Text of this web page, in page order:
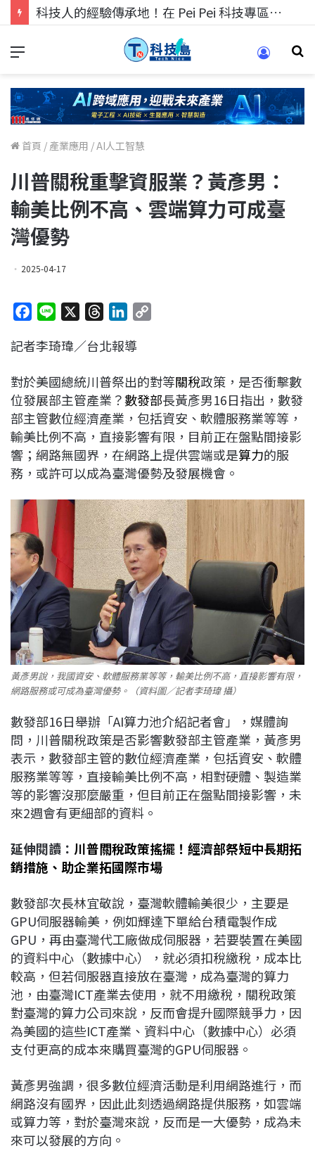
科技人的經驗傳承地！在 Pei Pei 科技專區，與學弟妹交流最硬核的技術
首頁 / 產業應用 /AI人工智慧
川普關稅重擊資服業？黃彥男：
輸美比例不高、雲端算力可成臺
灣優勢
2025-04-17
c
b
o
o
k
n
r
a
d
s
n
e
d
I
n
L
i
n
k
記者李琦瑋／台北報導
對於美國總統川普祭出的對等關稅政策，是否衝擊數
位發展部主管產業？數發部長黃彥男16日指出，數發
部主管數位經濟產業，包括資安、軟體服務業等等，
輸美比例不高，直接影響有限，目前正在盤點間接影
響；網路無國界，在網路上提供雲端或是算力的服
務，或許可以成為臺灣優勢及發展機會。
黃彥男說，我國資安、軟體服務業等等，輸美比例不高，直接影響有限，
網路服務或可成為臺灣優勢。（資料圖／記者李琦瑋 攝）
數發部16日舉辦「AI算力池介紹記者會」，媒體詢
問，川普關稅政策是否影響數發部主管產業，黃彥男
表示，數發部主管的數位經濟產業，包括資安、軟體
服務業等等，直接輸美比例不高，相對硬體、製造業
等的影響沒那麼嚴重，但目前正在盤點間接影響，未
來2週會有更細部的資料。
延伸閱讀： 川普關稅政策搖擺！經濟部祭短中長期拓
銷措施、助企業拓國際市場
數發部次長林宜敬說，臺灣軟體輸美很少，主要是
GPU伺服器輸美，例如輝達下單給台積電製作成
GPU，再由臺灣代工廠做成伺服器，若要裝置在美國
的資料中心（數據中心），就必須扣稅繳稅，成本比
較高，但若伺服器直接放在臺灣，成為臺灣的算力
池，由臺灣ICT產業去使用，就不用繳稅，關稅政策
對臺灣的算力公司來說，反而會提升國際競爭力，因
為美國的這些ICT產業、資料中心（數據中心）必須
支付更高的成本來購買臺灣的GPU伺服器。
黃彥男強調，很多數位經濟活動是利用網路進行，而
網路沒有國界，因此此刻透過網路提供服務，如雲端
或算力等，對於臺灣來說，反而是一大優勢，成為未
來可以發展的方向。